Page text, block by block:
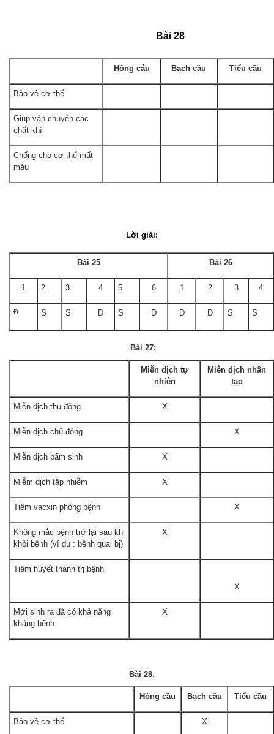
Bài 28
Hồng cáu Bạch cầu Tiểu cầu
Bảo vệ cơ thể
Giúp vận chuyển các
chất khí
Chống cho cơ thể mất
máu
Lời giải:
Bài 25 Bài 26
1 2 3 4 5 6 1 2 3 4
Đ S S Đ S Đ Đ Đ S S
Bài 27:
Miễn dịch tự
nhiên
Miễn dịch nhân
tạo
Miễn dịch thụ động X
Miễn dịch chủ động X
Miễn dịch bẩm sinh X
Miễm dịch tập nhiễm X
Tiêm vacxin phòng bệnh X
Không mắc bệnh trở lại sau khi
khỏi bệnh (ví dụ : bệnh quai bị)
X
Tiêm huyết thanh trị bệnh
X
Mới sinh ra đã có khả năng
kháng bệnh
X
Bài 28.
Hồng cầu Bạch cầu Tiểu cầu
Bảo vệ cơ thể X